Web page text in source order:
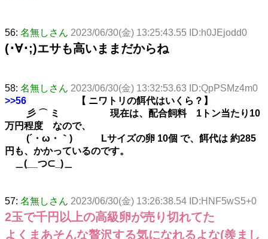
56: 名無しさん 2023/06/30(金) 13:25:43.55 ID:h0JEjodd0
(･∀･;)エサも高いままだからね
58: 名無しさん 2023/06/30(金) 13:32:53.63 ID:QpPSMz4m0
>>56 【 ニワトリの餌代はいくら？】
彡 ⌒ ミ 現在は、配合飼料 1トン当たり10
万円程度 なので、
(´・ω・｀) Lサイズの卵 10個 で、餌代は 約285
円も、かかっているのです。
＿(__つ⊂_)＿
57: 名無しさん 2023/06/30(金) 13:26:38.54 ID:HNF5wS5+0
2玉で千円以上の高級卵が売り切れてた
よくまあそんな贅沢する気になれるよな(羨まし